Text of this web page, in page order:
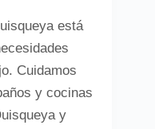
está
Cuidamos
y cocinas
y